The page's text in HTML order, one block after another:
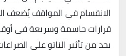
الانقسام في المواقف يُضعف
قرارات حاسمة وسريعة في
يحد من تأثير الناتو على